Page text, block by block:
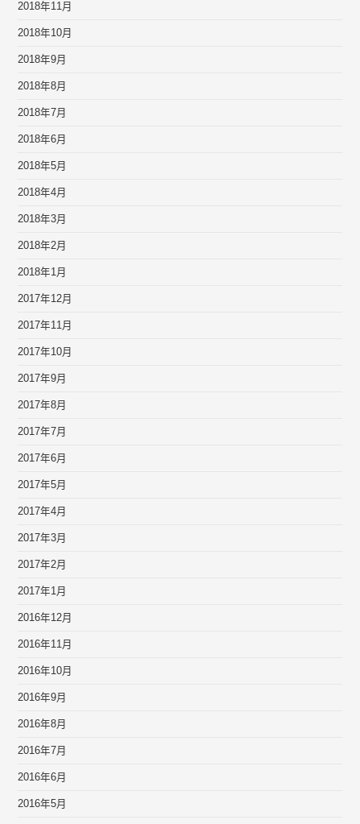
2018年11月
2018年10月
2018年9月
2018年8月
2018年7月
2018年6月
2018年5月
2018年4月
2018年3月
2018年2月
2018年1月
2017年12月
2017年11月
2017年10月
2017年9月
2017年8月
2017年7月
2017年6月
2017年5月
2017年4月
2017年3月
2017年2月
2017年1月
2016年12月
2016年11月
2016年10月
2016年9月
2016年8月
2016年7月
2016年6月
2016年5月